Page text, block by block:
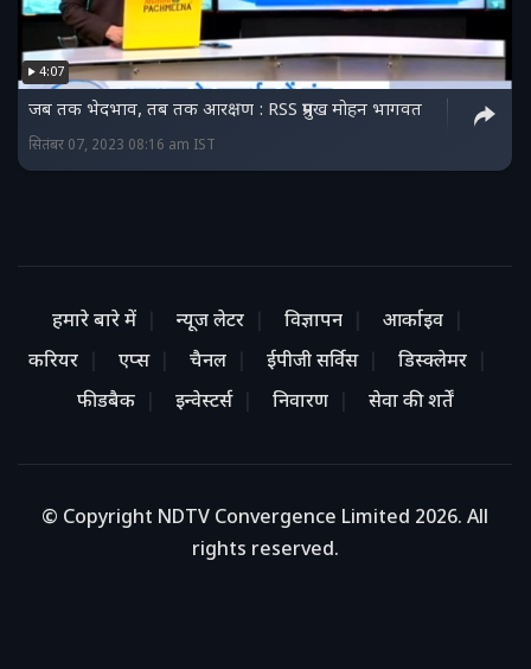
4:07
जब तक भेदभाव, तब तक आरक्षण : RSS प्रमुख मोहन भागवत
सितंबर 07, 2023 08:16 am IST
हमारे बारे में न्यूज लेटर विज्ञापन
आर्काइव
करियर
एप्स चैनल ईपीजी सर्विस
डिस्क्लेमर
फीडबैक
इन्वेस्टर्स निवारण सेवा की शर्तें
© Copyright NDTV Convergence Limited 2026. All
rights reserved.